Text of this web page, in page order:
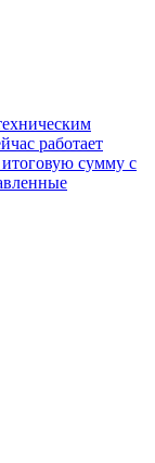
работает
сумму с